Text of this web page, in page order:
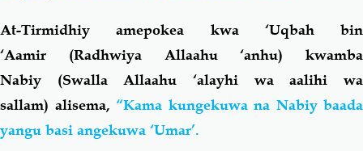
At-Tirmidhiy amepokea kwa ‘Uqbah bin
‘Aamir (Radhwiya Allaahu ‘anhu) kwamba
Nabiy (Swalla Allaahu ‘alayhi wa aalihi wa
sallam) alisema, “Kama kungekuwa na Nabiy baada
yangu basi angekuwa ‘Umar’.